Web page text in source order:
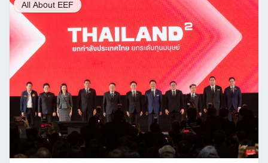
All About EEF